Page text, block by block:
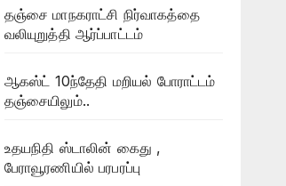
தஞ்சை மாநகராட்சி நிர்வாகத்தை
வலியுறுத்தி ஆர்ப்பாட்டம்
ஆகஸ்ட் 10ந்தேதி மறியல் போராட்டம்
தஞ்சையிலும்..
உதயநிதி ஸ்டாலின் கைது ,
பேராவூரணியில் பரபரப்பு